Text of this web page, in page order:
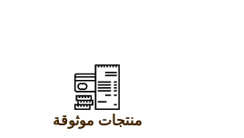
منتجات موثوقة